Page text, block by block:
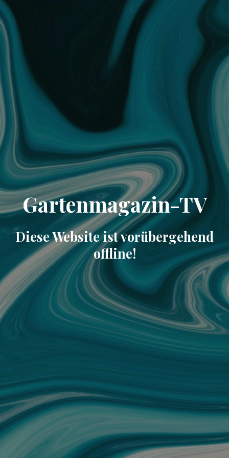
Gartenmagazin-TV
Diese Website ist vorübergehend
offline!